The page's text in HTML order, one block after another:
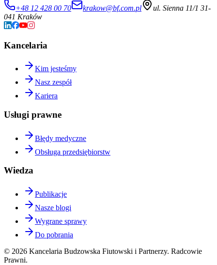
+48 12 428 00 70 krakow@bf.com.pl
ul. Sienna 11/1 31-
041 Kraków
Kancelaria
Kim jesteśmy
Nasz zespół
Kariera
Usługi prawne
Błędy medyczne
Obsługa przedsiębiorstw
Wiedza
Publikacje
Nasze blogi
Wygrane sprawy
Do pobrania
© 2026 Kancelaria Budzowska Fiutowski i Partnerzy. Radcowie
Prawni.